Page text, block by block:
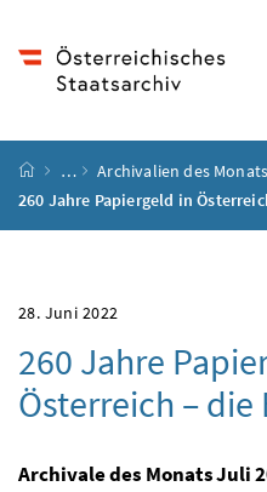
Startseite
…
Archivalien des Monats
260 Jahre Papiergeld in
28. Juni 2022
260 Jahre
Österreich –
Archivale des Monats Juli